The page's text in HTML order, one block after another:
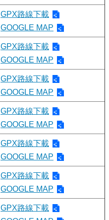
GPX路線下載
GOOGLE MAP
GPX路線下載
GOOGLE MAP
GPX路線下載
GOOGLE MAP
GPX路線下載
GOOGLE MAP
GPX路線下載
GOOGLE MAP
GPX路線下載
GOOGLE MAP
GPX路線下載